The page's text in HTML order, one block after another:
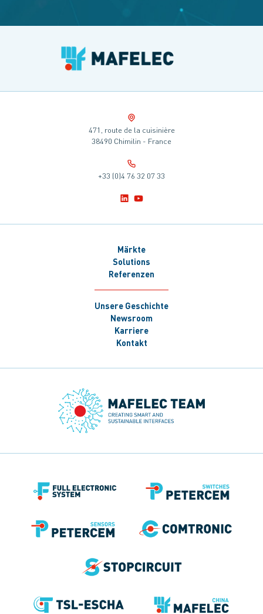
471, route de la cuisinière
38490 Chimilin - France
+33 (0)4 76 32 07 33
Märkte
Solutions
Referenzen
Unsere Geschichte
Newsroom
Karriere
Kontakt